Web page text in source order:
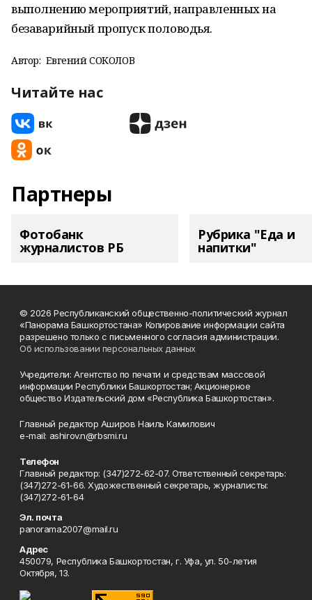
выполнению мероприятий, направленных на
безаварийный пропуск половодья.
Автор: Евгений СОКОЛОВ
Читайте нас
Партнеры
Фотобанк
журналистов РБ
Рубрика "Еда и
напитки"
© 2026 Республиканский общественно-политический журнал
«Панорама Башкортостана» Копирование информации сайта
разрешено только с письменного согласия администрации.
Об использовании персональных данных
Учредители: Агентство по печати и средствам массовой
информации Республики Башкортостан; Акционерное
общество Издательский дом «Республика Башкортостан».
Главный редактор Аширов Наиль Камилович
e-mail: ashirov.n@rbsmi.ru
Телефон
Главный редактор: (347)272-62-07. Ответственный секретарь:
(347)272-61-66. Художественный секретарь, журналисты:
(347)272-61-64
Эл. почта
panorama2007@mail.ru
Адрес
450079, Республика Башкортостан, г. Уфа, ул. 50-летия
Октября, 13.